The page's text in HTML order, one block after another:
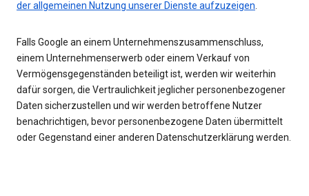
der allgemeinen Nutzung unserer Dienste aufzuzeigen.
Falls Google an einem Unternehmenszusammenschluss,
einem Unternehmenserwerb oder einem Verkauf von
Vermögensgegenständen beteiligt ist, werden wir weiterhin
dafür sorgen, die Vertraulichkeit jeglicher personenbezogener
Daten sicherzustellen und wir werden betroffene Nutzer
benachrichtigen, bevor personenbezogene Daten übermittelt
oder Gegenstand einer anderen Datenschutzerklärung werden.